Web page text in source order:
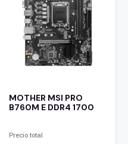
MOTHER MSI PRO
B760M E DDR4 1700
Precio total